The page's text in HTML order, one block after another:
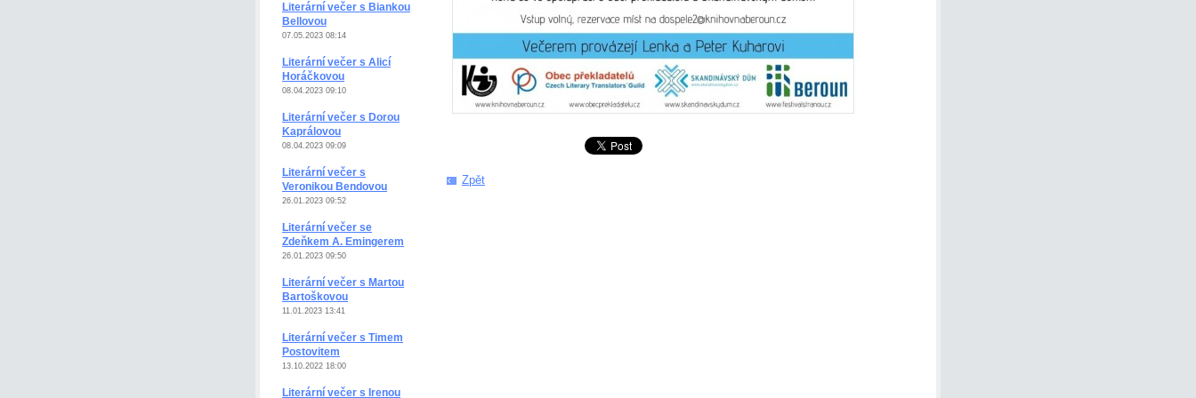
Zpět
Literární večer s Biankou
Bellovou
07.05.2023 08:14
Literární večer s Alicí
Horáčkovou
08.04.2023 09:10
Literární večer s Dorou
Kaprálovou
08.04.2023 09:09
Literární večer s
Veronikou Bendovou
26.01.2023 09:52
Literární večer se
Zdeňkem A. Emingerem
26.01.2023 09:50
Literární večer s Martou
Bartoškovou
11.01.2023 13:41
Literární večer s Timem
Postovitem
13.10.2022 18:00
Literární večer s Irenou